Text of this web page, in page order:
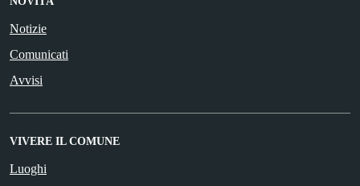
Notizie
Comunicati
Avvisi
VIVERE IL COMUNE
Luoghi